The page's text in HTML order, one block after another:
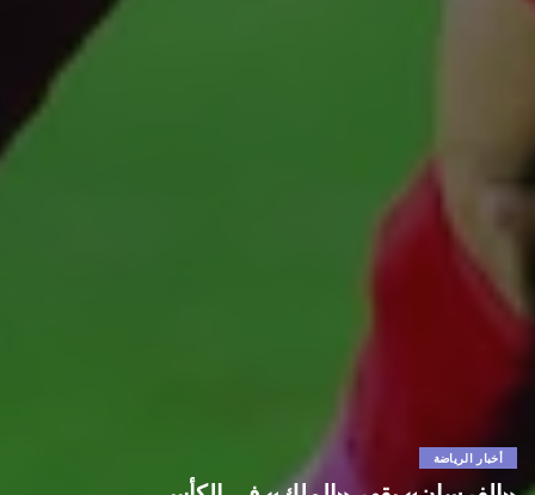
أخبار الرياضة